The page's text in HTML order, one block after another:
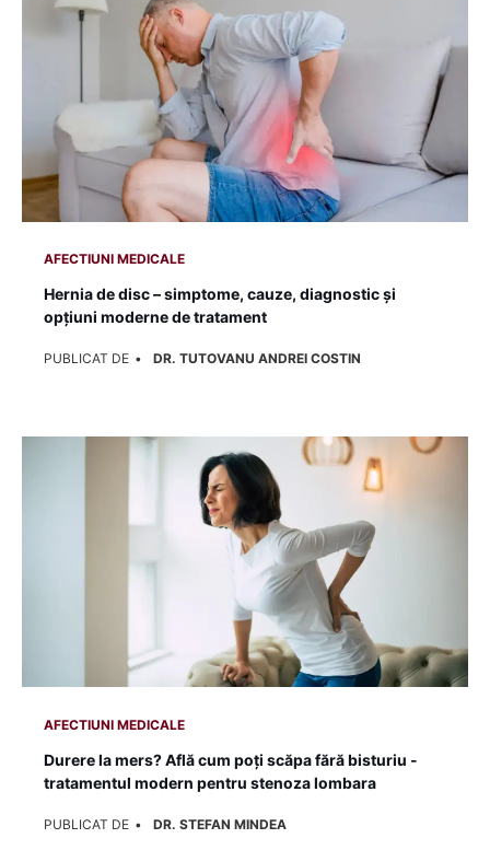
AFECTIUNI MEDICALE
Hernia de disc – simptome, cauze, diagnostic și
opțiuni moderne de tratament
PUBLICAT DE DR. TUTOVANU ANDREI COSTIN
AFECTIUNI MEDICALE
Durere la mers? Află cum poți scăpa fără bisturiu -
tratamentul modern pentru stenoza lombara
PUBLICAT DE DR. STEFAN MINDEA